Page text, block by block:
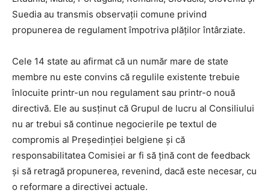
Suedia au transmis observații comune privind
propunerea de regulament împotriva plăților întârziate.
Cele 14 state au afirmat că un număr mare de state
membre nu este convins că regulile existente trebuie
înlocuite printr-un nou regulament sau printr-o nouă
directivă. Ele au susținut că Grupul de lucru al Consiliului
nu ar trebui să continue negocierile pe textul de
compromis al Președinției belgiene și că
responsabilitatea Comisiei ar fi să țină cont de feedback
și să retragă propunerea, revenind, dacă este necesar, cu
o reformare a directivei actuale.